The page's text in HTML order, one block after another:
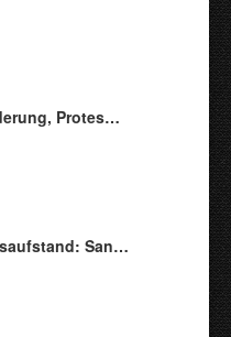
Protes…
San…